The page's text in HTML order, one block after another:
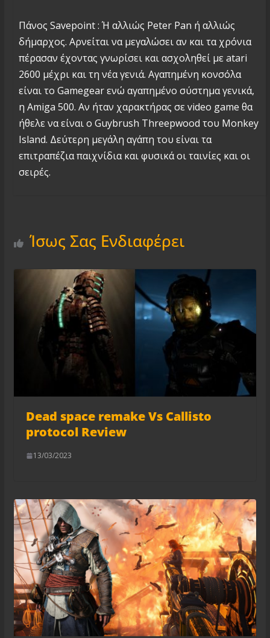
Πάνος Savepoint : Ή αλλιώς Peter Pan ή αλλιώς
δήμαρχος. Αρνείται να μεγαλώσει αν και τα χρόνια
πέρασαν έχοντας γνωρίσει και ασχοληθεί με atari
2600 μέχρι και τη νέα γενιά. Αγαπημένη κονσόλα
είναι το Gamegear ενώ αγαπημένο σύστημα γενικά,
η Amiga 500. Αν ήταν χαρακτήρας σε video game θα
ήθελε να είναι ο Guybrush Threepwood του Monkey
Island. Δεύτερη μεγάλη αγάπη του είναι τα
επιτραπέζια παιχνίδια και φυσικά οι ταινίες και οι
σειρές.
Ίσως Σας Ενδιαφέρει
Dead space remake Vs Callisto
protocol Review
13/03/2023